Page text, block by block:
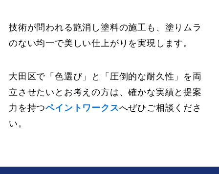
技術が問われる艶消し塗料の施工も、塗りムラ
のない均一で美しい仕上がりを実現します。
大田区で「色選び」と「圧倒的な耐久性」を両
立させたいとお考えの方は、確かな実績と提案
力を持つペイントワークスへぜひご相談くださ
い。